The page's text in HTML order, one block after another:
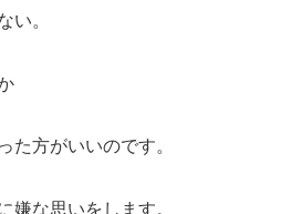
い。
た方がいいのです。
嫌な思いをします。